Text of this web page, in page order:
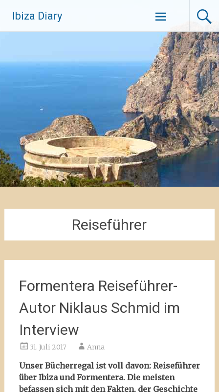
Inhalt
springen
Ibiza Diary
Reiseführer
Formentera Reiseführer-
Autor Niklaus Schmid im
Interview
31. Juli 2017 Anna
Unser Bücherregal ist voll davon: Reiseführer
über Ibiza und Formentera. Die meisten
befassen sich mit den Fakten, der Geschichte